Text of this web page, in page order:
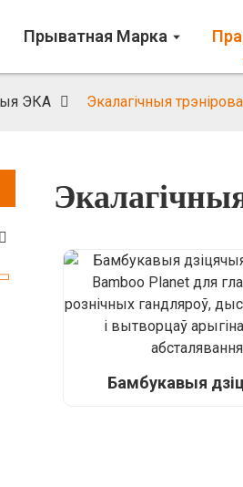
Прыватная Марка
ЭКА Экалагічныя
Бамбукавыя